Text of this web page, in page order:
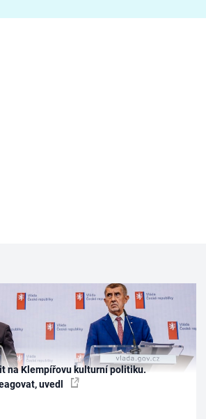
na Klempířovu kulturní politiku.
uvedl